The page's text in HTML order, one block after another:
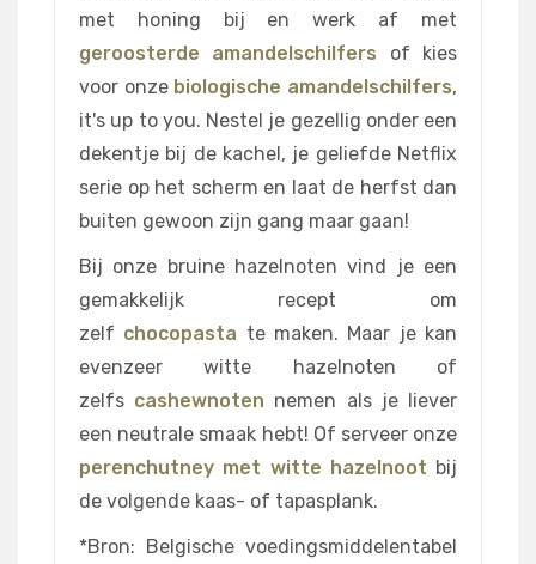
met honing bij en werk af met
geroosterde amandelschilfers of kies
voor onze biologische amandelschilfers,
it's up to you. Nestel je gezellig onder een
dekentje bij de kachel, je geliefde Netflix
serie op het scherm en laat de herfst dan
buiten gewoon zijn gang maar gaan!
Bij onze bruine hazelnoten vind je een
gemakkelijk recept om
zelf chocopasta te maken. Maar je kan
evenzeer witte hazelnoten of
zelfs cashewnoten nemen als je liever
een neutrale smaak hebt! Of serveer onze
perenchutney met witte hazelnoot bij
de volgende kaas- of tapasplank.
*Bron: Belgische voedingsmiddelentabel